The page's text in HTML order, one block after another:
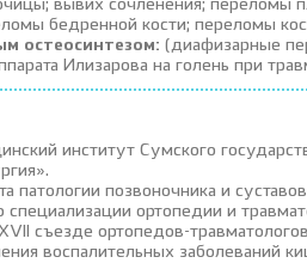
вывих сочленения; переломы
бедренной кости; переломы
остеосинтезом: (диафизарные
Илизарова на голень при
институт Сумского
патологии позвоночника и
специализации ортопедии и
съезде ортопедов-
воспалительных заболеваний